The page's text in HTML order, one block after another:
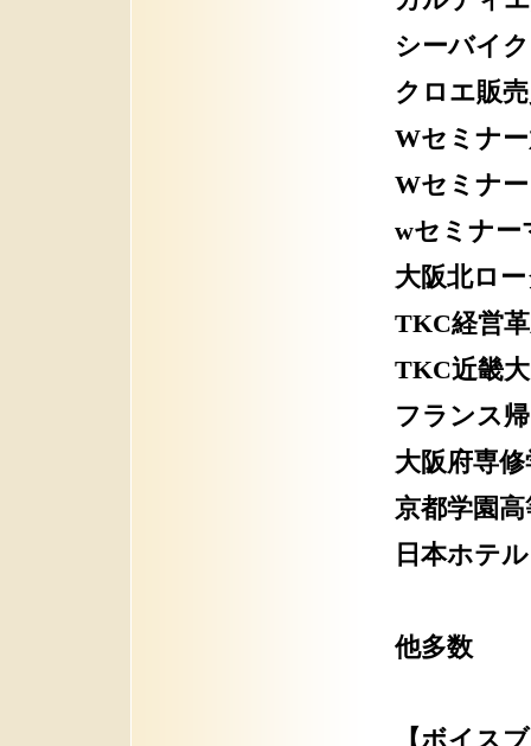
シーバイ
クロエ販
Wセミナ
Wセミナ
wセミナー
大阪北ロ
TKC経営
TKC近畿
フランス
大阪府専修
京都学園
日本ホテ
他多数
【ボイス